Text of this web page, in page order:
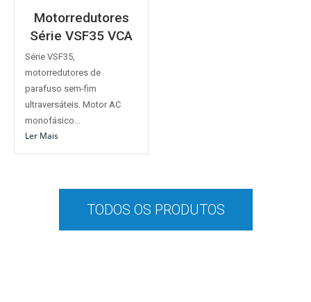
Motorredutores
Série VSF35 VCA
Série VSF35,
motorredutores de
parafuso sem-fim
ultraversáteis. Motor AC
monofásico...
Ler Mais
TODOS OS PRODUTOS